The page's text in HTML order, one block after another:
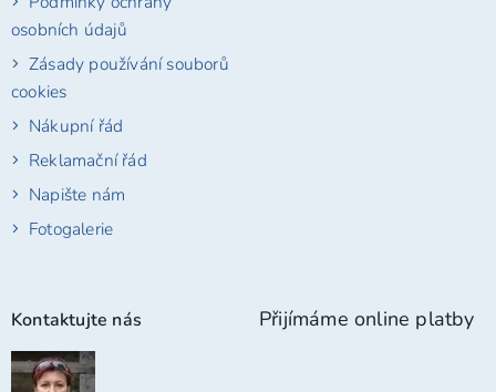
osobních údajů
Zásady používání souborů
cookies
Nákupní řád
Reklamační řád
Napište nám
Fotogalerie
Kontaktujte nás Přijímáme online platby